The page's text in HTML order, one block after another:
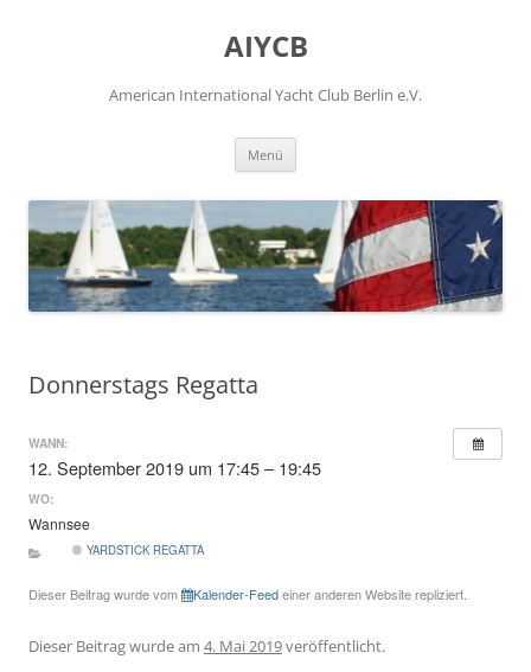
AIYCB
American International Yacht Club Berlin e.V.
Menü
Donnerstags Regatta
WANN:
12. September 2019 um 17:45 – 19:45
WO:
Wannsee
YARDSTICK REGATTA
Dieser Beitrag wurde vom Kalender-Feedeiner anderen Website repliziert.
Dieser Beitrag wurde am 4. Mai 2019veröffentlicht.